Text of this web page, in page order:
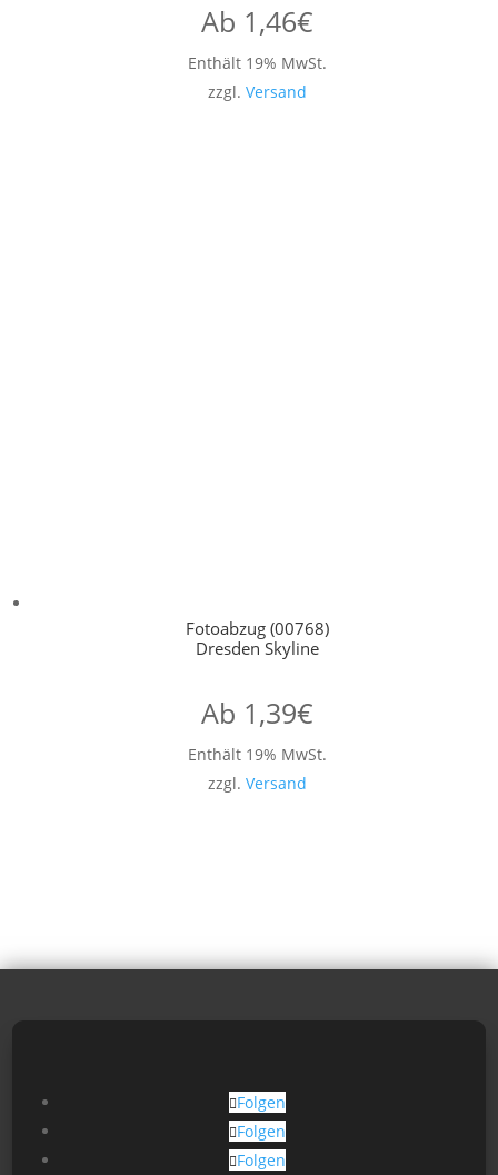
Ab 1,46€
Enthält 19% MwSt.
zzgl. Versand
Fotoabzug (00768)
Dresden Skyline
Ab 1,39€
Enthält 19% MwSt.
zzgl. Versand
Folgen
Folgen
Folgen